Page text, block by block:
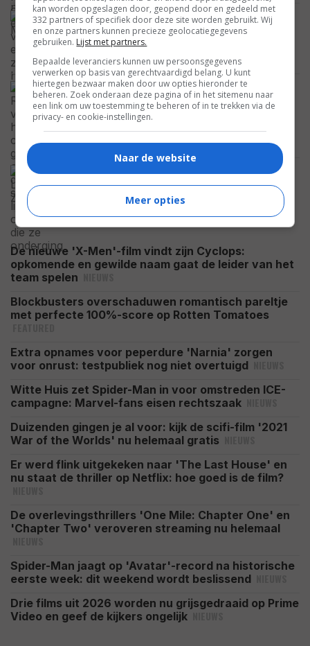
Psychologische dramathriller 'Mother
Mary' staat heel snel online: visueel
spektakel met Anne Hathaway
NETFLIX
Denise Richards verbouwde haar
complete gezicht en onthult nu de
schokkende lijst met operaties die ze
CELEBRITY
De grote schurk van de Nintendo-film
'The Legend of Zelda' is eindelijk
gecast: de volgende Sauron?
NIEUWS
De nieuwe 'X-Men'-film vindt zijn Cyclops:
opkomende en gewilde naam gaat de leider van het
team spelen
Blockbusters overschaduwen romantisch pareltje
met perfecte 100%-score op Rotten Tomatoes
Extra opnames voor peperdure 'Narnia' zorgen
voor onrust: testpubliek nog niet overtuigd
Witte Huis zet Spider-Man in voor omstreden ICE-
campagne: Marvel-fans eisen rechtszaak
Duizenden gingen je al voor: kijk de scifi-film '2021
War of the Worlds' nu helemaal gratis
Er werd flink uitgekeken naar 'The Last House' en
nu staat de thriller op Netflix: hoe goed is de film?
De overlevingsthrillers 'One Mile: Chapter One' en
'Chapter Two' veroveren streaming nu helemaal
Spider-Man jaagt op 'Avatar'-record na historische
eerste week: dit weekend wordt beslissend
Drie films uit 2026 worden nu grijsgedraaid op Prime
Video en geef de kijkers ongelijk
kan worden opgeslagen door, geopend door en gedeeld met
332 partners of specifiek door deze site worden gebruikt. Wij
en onze partners kunnen precieze geolocatiegegevens
gebruiken. Lijst met partners.
Bepaalde leveranciers kunnen uw persoonsgegevens
verwerken op basis van gerechtvaardigd belang. U kunt
hiertegen bezwaar maken door uw opties hieronder te
beheren. Zoek onderaan deze pagina of in het sitemenu naar
een link om uw toestemming te beheren of in te trekken via de
privacy- en cookie-instellingen.
Naar de website
Meer opties